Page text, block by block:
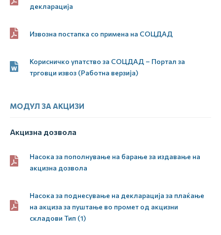
декларација
Извозна постапка со примена на СОЦДАД
Корисничко упатство за СОЦДАД – Портал за
трговци извоз (Работна верзија)
МОДУЛ ЗА АКЦИЗИ
Акцизна дозвола
Насока за пополнување на барање за издавање на
акцизна дозвола
Насока за поднесување на декларација за плаќање
на акциза за пуштање во промет од акцизни
складови Тип (1)